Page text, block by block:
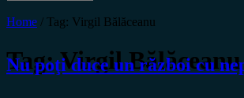
Home / Tag: Virgil Bălăceanu
Tag:Virgil Bălăceanu
Nu poţi duce un război cu